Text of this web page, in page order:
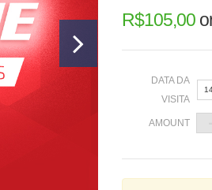
R$105,00
DATA DA
VISITA
AMOUNT